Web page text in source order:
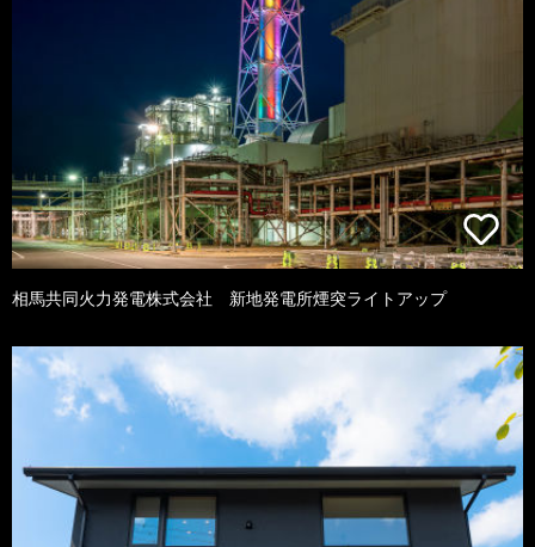
相馬共同火力発電株式会社 新地発電所煙突ライトアップ